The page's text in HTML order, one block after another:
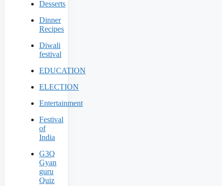
Desserts
Dinner
Recipes
Diwali
festival
EDUCATION
ELECTION
Entertainment
Festival
of
India
G3Q
Gyan
guru
Quiz